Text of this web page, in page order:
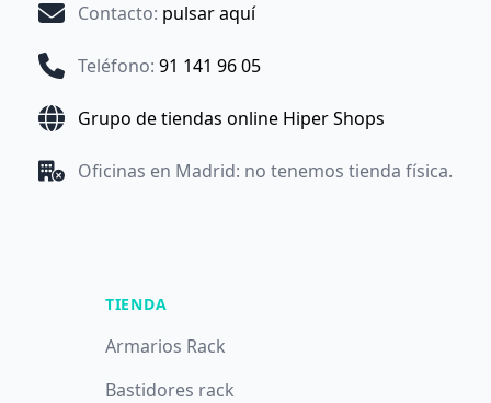
Contacto: pulsar aquí
Teléfono: 91 141 96 05
Grupo de tiendas online Hiper Shops
Oficinas en Madrid: no tenemos tienda física.
TIENDA
Armarios Rack
Bastidores rack